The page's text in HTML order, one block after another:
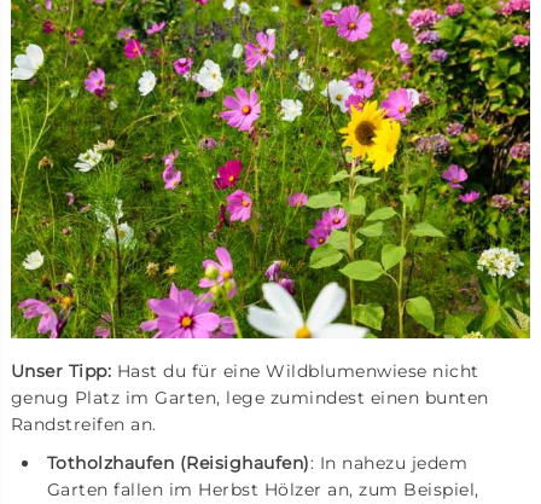
Unser Tipp: Hast du für eine Wildblumenwiese nicht
genug Platz im Garten, lege zumindest einen bunten
Randstreifen an.
Totholzhaufen (Reisighaufen): In nahezu jedem
Garten fallen im Herbst Hölzer an, zum Beispiel,